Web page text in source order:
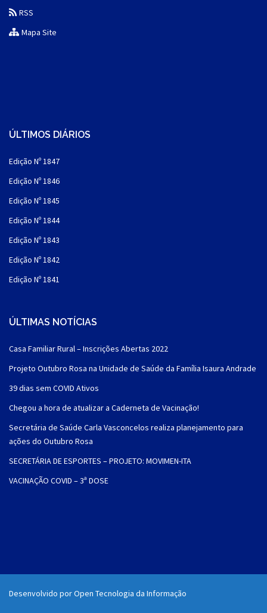
RSS
Mapa Site
ÚLTIMOS DIÁRIOS
Edição Nº 1847
Edição Nº 1846
Edição Nº 1845
Edição Nº 1844
Edição Nº 1843
Edição Nº 1842
Edição Nº 1841
ÚLTIMAS NOTÍCIAS
Casa Familiar Rural – Inscrições Abertas 2022
Projeto Outubro Rosa na Unidade de Saúde da Família Isaura Andrade
39 dias sem COVID Ativos
Chegou a hora de atualizar a Caderneta de Vacinação!
Secretária de Saúde Carla Vasconcelos realiza planejamento para
ações do Outubro Rosa
SECRETÁRIA DE ESPORTES – PROJETO: MOVIMEN-ITA
VACINAÇÃO COVID – 3ª DOSE
Desenvolvido por Open Tecnologia da Informação